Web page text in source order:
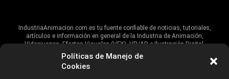
Políticas de Manejo de
Cookies
IndustriaAnimacion.com es tu fuente confiable de noticias, tutoriales,
artículos e información en general de la Industria de Animación,
Videojuegos, Efectos Visuales (VFX), VR/AR e Ilustración Digital.
Hablamos de estas industrias y su alcance global, pero damos un énfasis
especial al talento, estudios, escuelas, eventos y organizaciones que